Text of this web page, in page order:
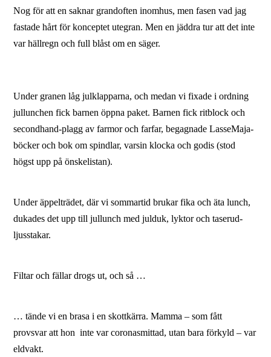
Nog för att en saknar grandoften inomhus, men fasen vad jag
fastade hårt för konceptet utegran. Men en jäddra tur att det inte
var hällregn och full blåst om en säger.
Under granen låg julklapparna, och medan vi fixade i ordning
jullunchen fick barnen öppna paket. Barnen fick ritblock och
secondhand-plagg av farmor och farfar, begagnade LasseMaja-
böcker och bok om spindlar, varsin klocka och godis (stod
högst upp på önskelistan).
Under äppelträdet, där vi sommartid brukar fika och äta lunch,
dukades det upp till jullunch med julduk, lyktor och taserud-
ljusstakar.
Filtar och fällar drogs ut, och så …
… tände vi en brasa i en skottkärra. Mamma – som fått
provsvar att hon inte var coronasmittad, utan bara förkyld – var
eldvakt.